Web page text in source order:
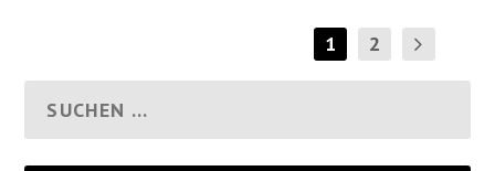
1 2